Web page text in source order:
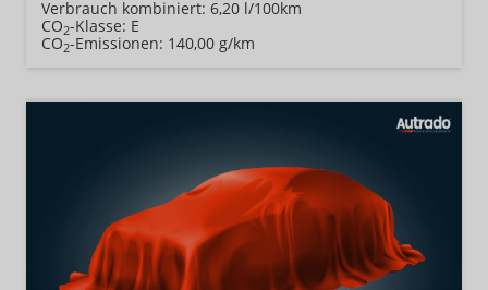
Verbrauch kombiniert: 6,20 l/100km
CO2-Klasse: E
CO2-Emissionen: 140,00 g/km